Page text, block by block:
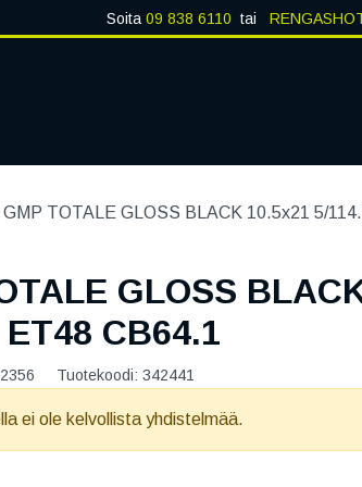
Soita 09 838 6110 tai
GMP TOTALE GLOSS BLACK 10.5x21 5/
GLOSS
ET48 CB64.1
Tuotekoodi: 342441
ei ole kelvollista yhdistelmää.